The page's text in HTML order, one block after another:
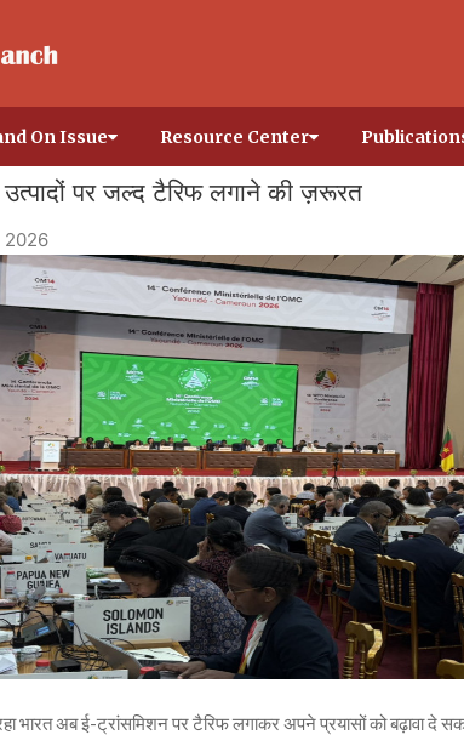
On Issue Resource Center
पर जल्द टैरिफ लगाने की ज़रूरत
2026
भारत अब ई-ट्रांसमिशन पर टैरिफ लगाकर अपने प्रयासों को बढ़ावा दे